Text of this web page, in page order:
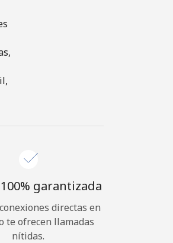
garantizada
directas en
te ofrecen llamadas
nítidas.